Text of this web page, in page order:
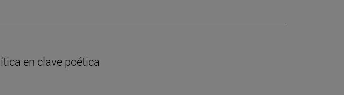
en clave poética